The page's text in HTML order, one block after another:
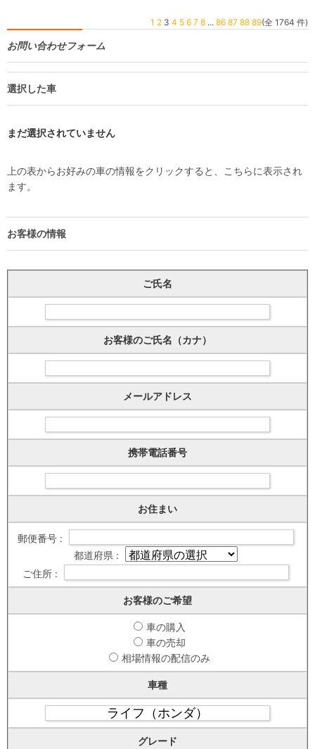
1 2 3 4 5 6 7 8 ... 86 87 88 89(全 1764 件)
お問い合わせフォーム
選択した車
まだ選択されていません
上の表からお好みの車の情報をクリックすると、こちらに表示され
ます。
お客様の情報
ご氏名
お客様のご氏名（カナ）
メールアドレス
携帯電話番号
お住まい
郵便番号 :
都道府県 :
ご住所 :
お客様のご希望
車の購入
車の売却
相場情報の配信のみ
車種
グレード